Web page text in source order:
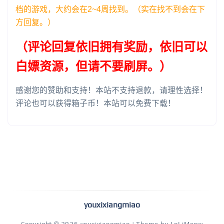
档的游戏，大约会在2~4周找到。（实在找不到会在下
方回复。）
（评论回复依旧拥有奖励，依旧可以
白嫖资源，但请不要刷屏。）
感谢您的赞助和支持！本站不支持退款，请理性选择！
评论也可以获得箱子币！本站可以免费下载！
youxixiangmiao